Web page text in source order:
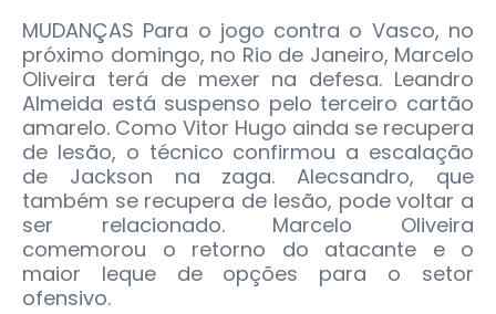
MUDANÇAS Para o jogo contra o Vasco, no
próximo domingo, no Rio de Janeiro, Marcelo
Oliveira terá de mexer na defesa. Leandro
Almeida está suspenso pelo terceiro cartão
amarelo. Como Vitor Hugo ainda se recupera
de lesão, o técnico confirmou a escalação
de Jackson na zaga. Alecsandro, que
também se recupera de lesão, pode voltar a
ser relacionado. Marcelo Oliveira
comemorou o retorno do atacante e o
maior leque de opções para o setor
ofensivo.